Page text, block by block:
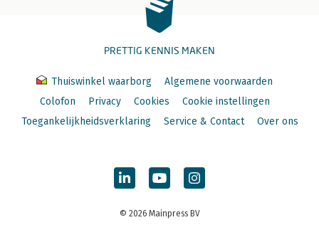
PRETTIG KENNIS MAKEN
Thuiswinkel waarborg
Algemene voorwaarden
Colofon
Privacy Cookies
Cookie instellingen
Toegankelijkheidsverklaring
Service & Contact Over ons
© 2026 Mainpress BV